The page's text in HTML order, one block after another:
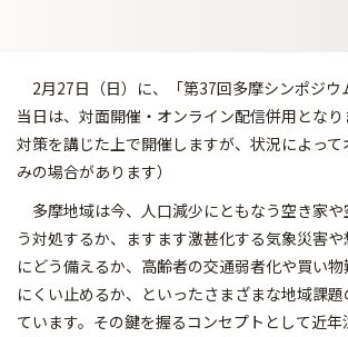
2月27日（日）に、「第37回多摩シンポジウ
当日は、対面開催・オンライン配信併用とな
対策を講じた上で開催しますが、状況によっ
みの場合があります）
多摩地域は今、人口減少にともなう空き家
う対処するか、ますます激甚化する気象災害
にどう備えるか、高齢者の交通弱者化や買い
にくい止めるか、といったさまざまな地域課
ています。その鍵を握るコンセプトとして近